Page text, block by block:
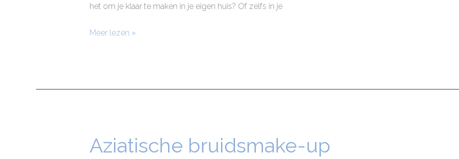
het om je klaar te maken in je eigen huis? Of zelfs in je
Meer lezen »
Aziatische bruidsmake-up
Aziatische
bruidsmake-